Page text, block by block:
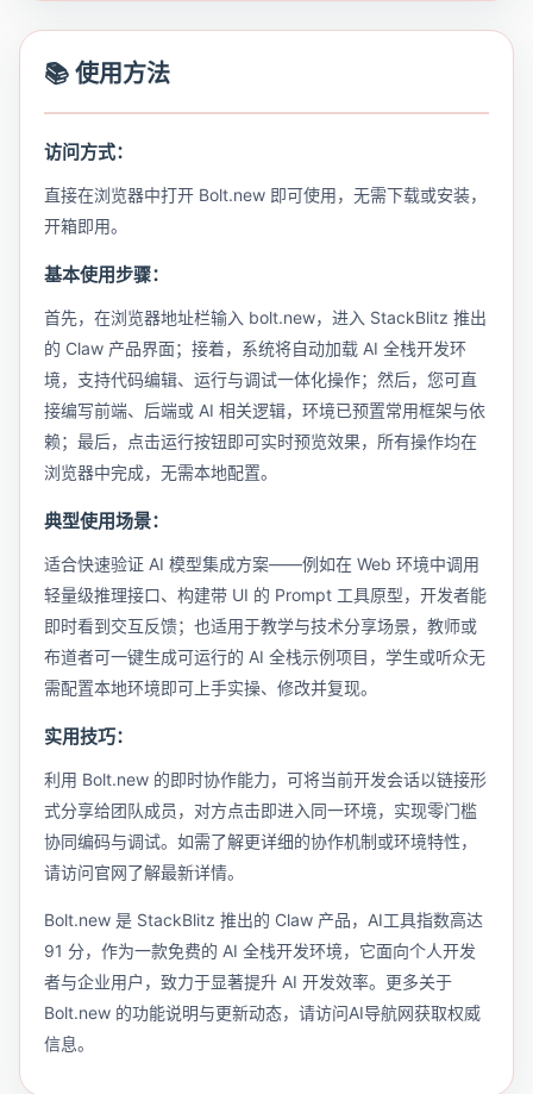
📚 使用方法
访问方式：
直接在浏览器中打开 Bolt.new 即可使用，无需下载或安装，
开箱即用。
基本使用步骤：
首先，在浏览器地址栏输入 bolt.new，进入 StackBlitz 推出
的 Claw 产品界面；接着，系统将自动加载 AI 全栈开发环
境，支持代码编辑、运行与调试一体化操作；然后，您可直
接编写前端、后端或 AI 相关逻辑，环境已预置常用框架与依
赖；最后，点击运行按钮即可实时预览效果，所有操作均在
浏览器中完成，无需本地配置。
典型使用场景：
适合快速验证 AI 模型集成方案——例如在 Web 环境中调用
轻量级推理接口、构建带 UI 的 Prompt 工具原型，开发者能
即时看到交互反馈；也适用于教学与技术分享场景，教师或
布道者可一键生成可运行的 AI 全栈示例项目，学生或听众无
需配置本地环境即可上手实操、修改并复现。
实用技巧：
利用 Bolt.new 的即时协作能力，可将当前开发会话以链接形
式分享给团队成员，对方点击即进入同一环境，实现零门槛
协同编码与调试。如需了解更详细的协作机制或环境特性，
请访问官网了解最新详情。
Bolt.new 是 StackBlitz 推出的 Claw 产品，AI工具指数高达
91 分，作为一款免费的 AI 全栈开发环境，它面向个人开发
者与企业用户，致力于显著提升 AI 开发效率。更多关于
Bolt.new 的功能说明与更新动态，请访问AI导航网获取权威
信息。